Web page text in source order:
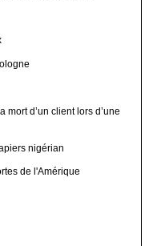
mort d’un client lors d’une
nigérian
de l'Amérique